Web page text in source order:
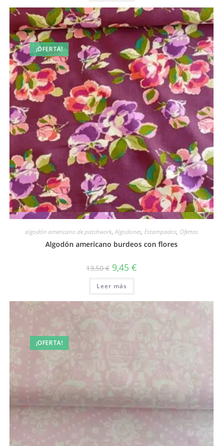
¡OFERTA!
Vista rápida
algodón americano de patchwork,Algodones, Estampados, Ofertas
Algodón americano burdeos con flores
13,50€ El
precio
original
era:
13,50 €.
9,45 €
Leer más
¡OFERTA!